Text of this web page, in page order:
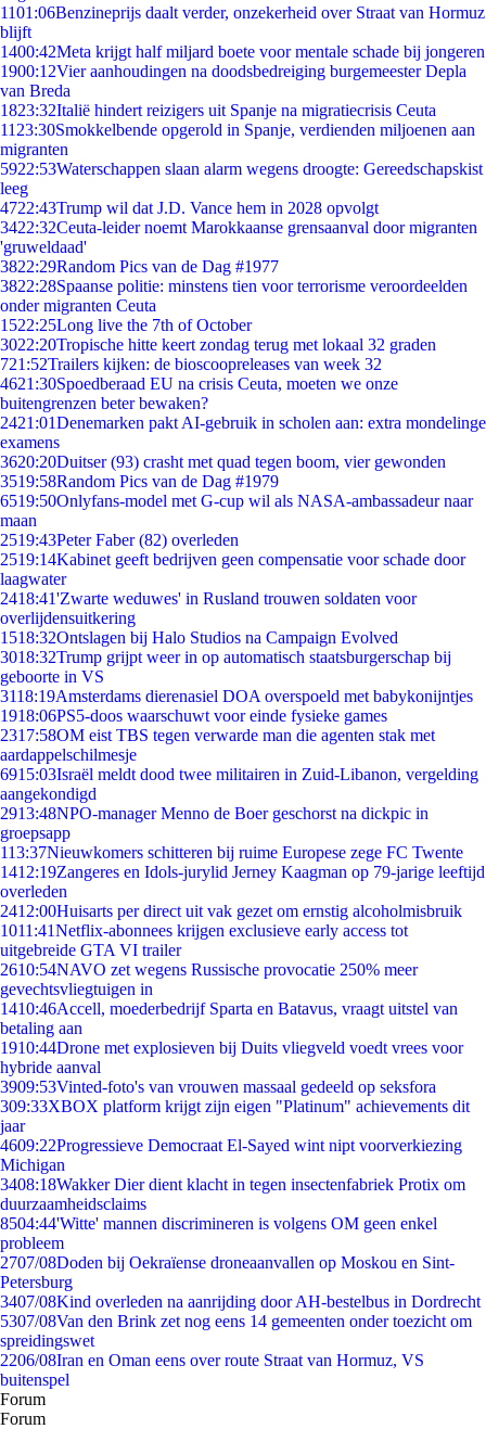
1101:06Benzineprijs daalt verder, onzekerheid over Straat van Hormuz
blijft
1400:42Meta krijgt half miljard boete voor mentale schade bij jongeren
1900:12Vier aanhoudingen na doodsbedreiging burgemeester Depla
van Breda
1823:32Italië hindert reizigers uit Spanje na migratiecrisis Ceuta
11 23:30Smokkelbende opgerold in Spanje, verdienden miljoenen aan
migranten
5922:53Waterschappen slaan alarm wegens droogte: Gereedschapskist
leeg
4722:43Trump wil dat J.D. Vance hem in 2028 opvolgt
3422:32Ceuta-leider noemt Marokkaanse grensaanval door migranten
'gruweldaad'
3822:29Random Pics van de Dag #1977
3822:28Spaanse politie: minstens tien voor terrorisme veroordeelden
onder migranten Ceuta
1522:25Long live the 7th of October
3022:20Tropische hitte keert zondag terug met lokaal 32 graden
721:52Trailers kijken: de bioscoopreleases van week 32
4621:30Spoedberaad EU na crisis Ceuta, moeten we onze
buitengrenzen beter bewaken?
2421:01Denemarken pakt AI-gebruik in scholen aan: extra mondelinge
examens
3620:20Duitser (93) crasht met quad tegen boom, vier gewonden
3519:58Random Pics van de Dag #1979
6519:50Onlyfans-model met G-cup wil als NASA-ambassadeur naar
maan
2519:43Peter Faber (82) overleden
2519:14Kabinet geeft bedrijven geen compensatie voor schade door
laagwater
2418:41'Zwarte weduwes' in Rusland trouwen soldaten voor
overlijdensuitkering
1518:32Ontslagen bij Halo Studios na Campaign Evolved
3018:32Trump grijpt weer in op automatisch staatsburgerschap bij
geboorte in VS
3118:19Amsterdams dierenasiel DOA overspoeld met babykonijntjes
1918:06PS5-doos waarschuwt voor einde fysieke games
2317:58OM eist TBS tegen verwarde man die agenten stak met
aardappelschilmesje
6915:03Israël meldt dood twee militairen in Zuid-Libanon, vergelding
aangekondigd
2913:48NPO-manager Menno de Boer geschorst na dickpic in
groepsapp
113:37Nieuwkomers schitteren bij ruime Europese zege FC Twente
1412:19Zangeres en Idols-jurylid Jerney Kaagman op 79-jarige leeftijd
overleden
2412:00Huisarts per direct uit vak gezet om ernstig alcoholmisbruik
1011:41Netflix-abonnees krijgen exclusieve early access tot
uitgebreide GTA VI trailer
2610:54NAVO zet wegens Russische provocatie 250% meer
gevechtsvliegtuigen in
1410:46Accell, moederbedrijf Sparta en Batavus, vraagt uitstel van
betaling aan
1910:44Drone met explosieven bij Duits vliegveld voedt vrees voor
hybride aanval
3909:53Vinted-foto's van vrouwen massaal gedeeld op seksfora
309:33XBOX platform krijgt zijn eigen "Platinum" achievements dit
jaar
4609:22Progressieve Democraat El-Sayed wint nipt voorverkiezing
Michigan
3408:18Wakker Dier dient klacht in tegen insectenfabriek Protix om
duurzaamheidsclaims
8504:44'Witte' mannen discrimineren is volgens OM geen enkel
probleem
2707/08Doden bij Oekraïense droneaanvallen op Moskou en Sint-
Petersburg
3407/08Kind overleden na aanrijding door AH-bestelbus in Dordrecht
5307/08Van den Brink zet nog eens 14 gemeenten onder toezicht om
spreidingswet
2206/08Iran en Oman eens over route Straat van Hormuz, VS
buitenspel
Forum
Forum